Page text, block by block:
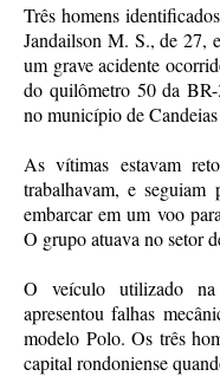
Três homens
Jandailson M. S., de 27,
um grave acidente
do quilômetro 50 da
no município de
As vítimas estavam
trabalhavam, e
embarcar em um voo
O grupo atuava no setor
O veículo utilizado
apresentou falhas
modelo Polo. Os três
capital rondoniense